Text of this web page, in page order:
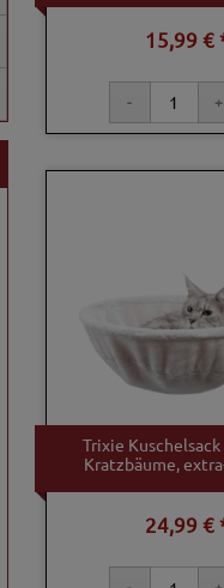
15,99 €
Trixie
Kratzbäume,
24,99 €